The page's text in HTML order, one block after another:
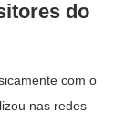
do
com o
nas redes